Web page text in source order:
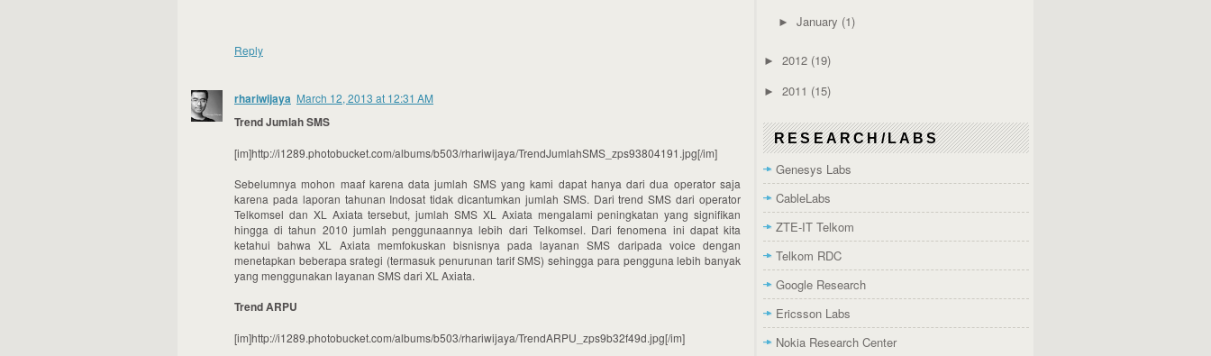
Reply
rhariwijaya March 12, 2013 at 12:31 AM
Trend Jumlah SMS
[im]http://i1289.photobucket.com/albums/b503/rhariwijaya/TrendJumlahSMS_zps93804191.jpg[/im]
Sebelumnya mohon maaf karena data jumlah SMS yang kami dapat hanya dari dua operator saja
karena pada laporan tahunan Indosat tidak dicantumkan jumlah SMS. Dari trend SMS dari operator
Telkomsel dan XL Axiata tersebut, jumlah SMS XL Axiata mengalami peningkatan yang signifikan
hingga di tahun 2010 jumlah penggunaannya lebih dari Telkomsel. Dari fenomena ini dapat kita
ketahui bahwa XL Axiata memfokuskan bisnisnya pada layanan SMS daripada voice dengan
menetapkan beberapa srategi (termasuk penurunan tarif SMS) sehingga para pengguna lebih banyak
yang menggunakan layanan SMS dari XL Axiata.
Trend ARPU
[im]http://i1289.photobucket.com/albums/b503/rhariwijaya/TrendARPU_zps9b32f49d.jpg[/im]
► January (1)
► 2012 (19)
► 2011 (15)
RESEARCH/LABS
Genesys Labs
CableLabs
ZTE-IT Telkom
Telkom RDC
Google Research
Ericsson Labs
Nokia Research Center